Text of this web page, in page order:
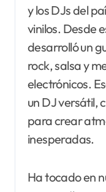
y los DJs del
vinilos. Desde
desarrolló un
rock, salsa y
electrónicos.
un DJ versátil,
para crear
inesperadas.
Ha tocado en